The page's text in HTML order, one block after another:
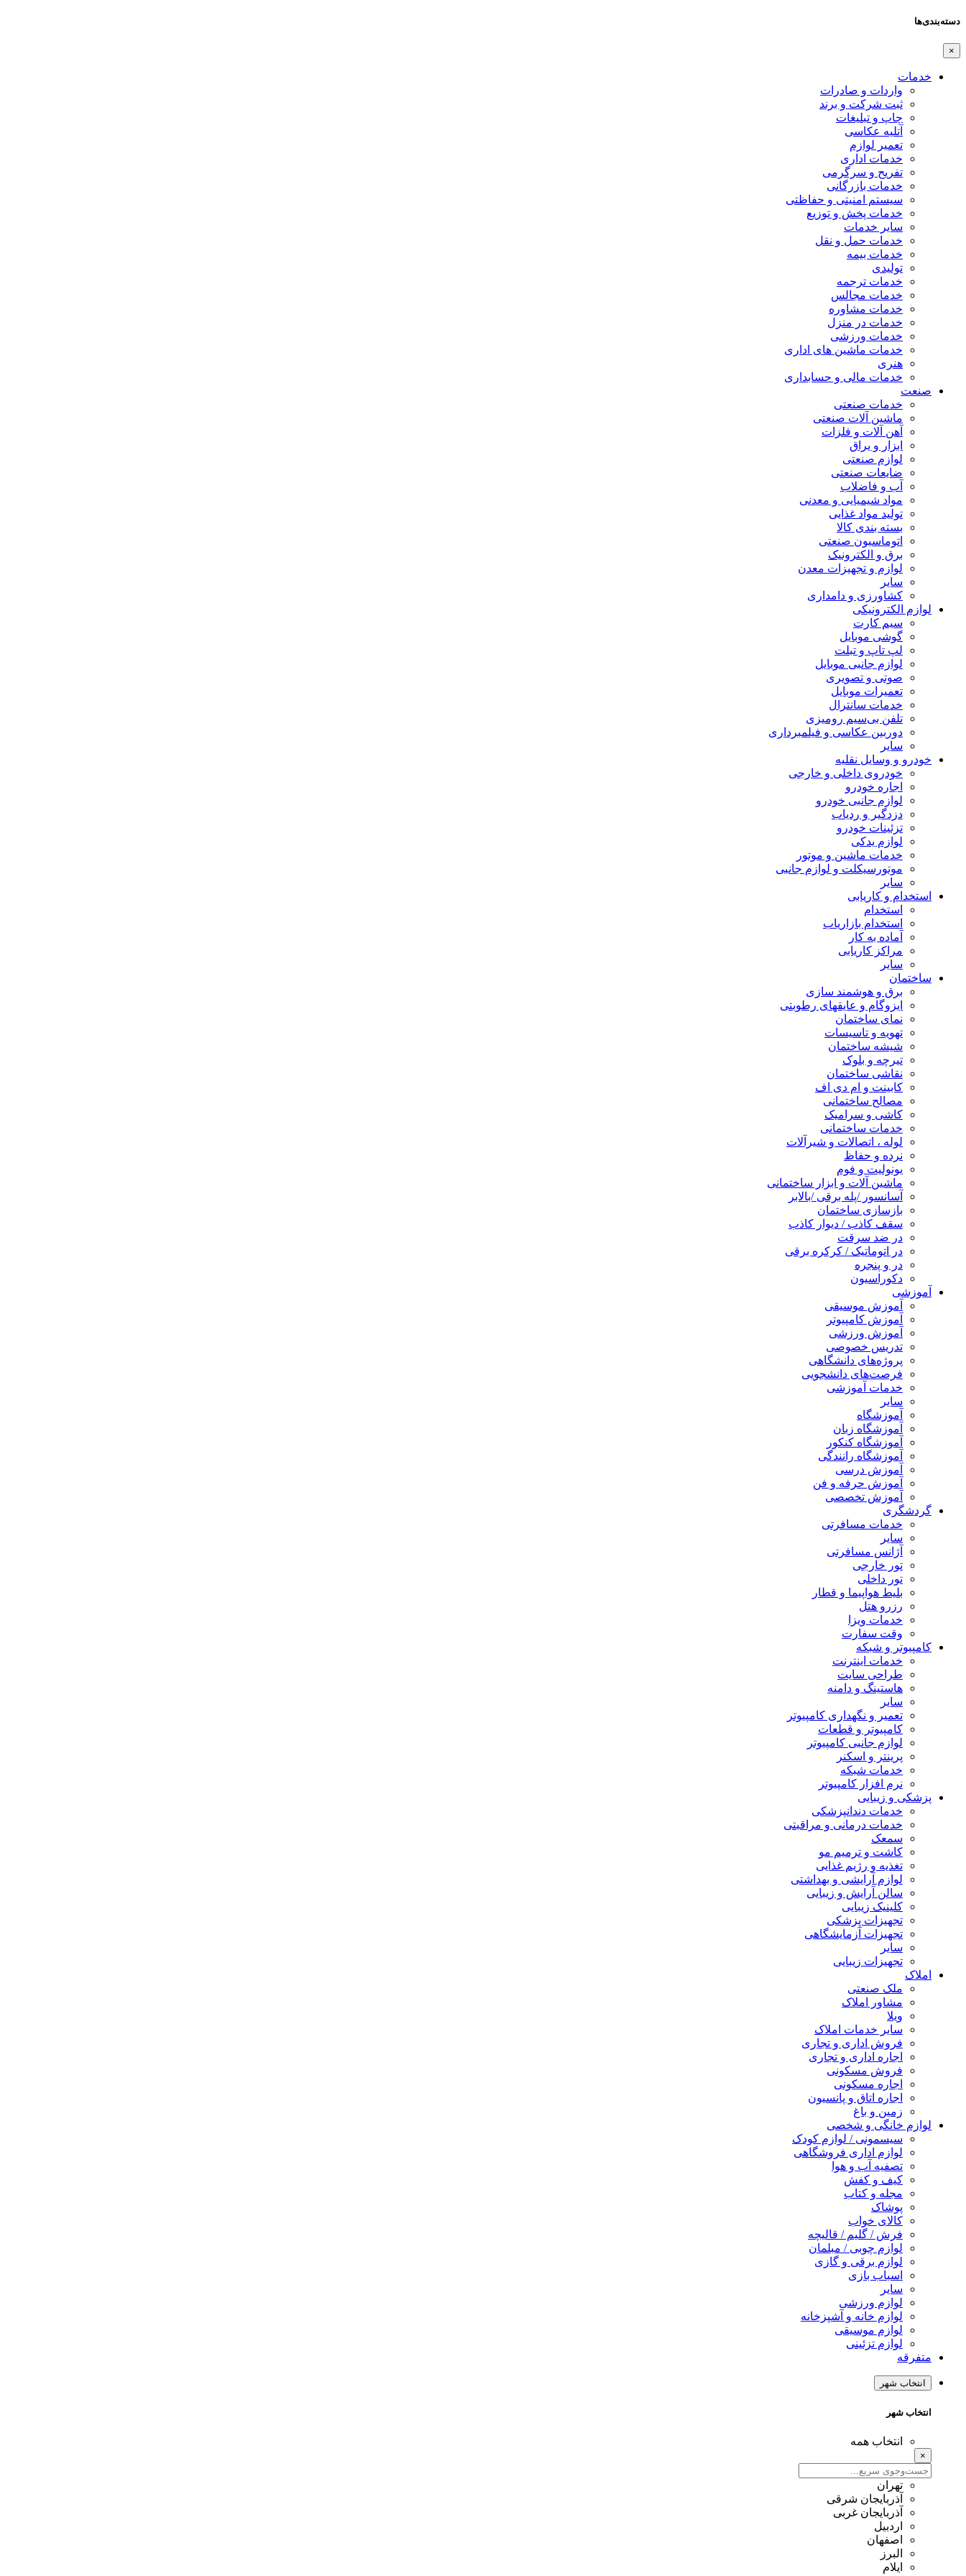
دسته‌بندی‌ها
×
خدمات
واردات و صادرات
ثبت شرکت و برند
چاپ و تبلیغات
آتلیه عکاسی
تعمیر لوازم
خدمات اداری
تفریح و سرگرمی
خدمات بازرگانی
سیستم امنیتی و حفاظتی
خدمات پخش و توزیع
سایر خدمات
خدمات حمل و نقل
خدمات بیمه
تولیدی
خدمات ترجمه
خدمات مجالس
خدمات مشاوره
خدمات در منزل
خدمات ورزشی
خدمات ماشین های اداری
هنری
خدمات مالی و حسابداری
صنعت
خدمات صنعتی
ماشین آلات صنعتی
آهن آلات و فلزات
ابزار و یراق
لوازم صنعتی
ضایعات صنعتی
آب و فاضلاب
مواد شیمیایی و معدنی
تولید مواد غذایی
بسته بندی کالا
اتوماسیون صنعتی
برق و الکترونیک
لوازم و تجهیزات معدن
سایر
کشاورزی و دامداری
لوازم الکترونیکی
سیم کارت
گوشی موبایل
لپ تاپ و تبلت
لوازم جانبی موبایل
صوتی و تصویری
تعمیرات موبایل
خدمات سانترال
تلفن بی‌سیم رومیزی
دوربین عکاسی و فیلمبرداری
سایر
خودرو و وسایل نقلیه
خودروی داخلی و خارجی
اجاره خودرو
لوازم جانبی خودرو
دزدگیر و ردیاب
تزئینات خودرو
لوازم یدکی
خدمات ماشین و موتور
موتورسیکلت و لوازم جانبی
سایر
استخدام و کاریابی
استخدام
استخدام بازاریاب
آماده به کار
مراکز کاریابی
سایر
ساختمان
برق و هوشمند سازی
ایزوگام و عایقهای رطوبتی
نمای ساختمان
تهویه و تاسیسات
شیشه ساختمان
تیرچه و بلوک
نقاشی ساختمان
کابینت و ام دی اف
مصالح ساختمانی
کاشی و سرامیک
خدمات ساختمانی
لوله ، اتصالات و شیرآلات
نرده و حفاظ
یونولیت و فوم
ماشین آلات و ابزار ساختمانی
آسانسور /پله برقی /بالابر
بازسازی ساختمان
سقف کاذب / دیوار کاذب
در ضد سرقت
در اتوماتیک / کرکره برقی
در و پنجره
دکوراسیون
آموزشی
آموزش موسیقی
آموزش کامپیوتر
آموزش ورزشی
تدریس خصوصی
پروژه‌های دانشگاهی
فرصت‌های دانشجویی
خدمات آموزشی
سایر
آموزشگاه
آموزشگاه زبان
آموزشگاه کنکور
آموزشگاه رانندگی
آموزش درسی
آموزش حرفه و فن
آموزش تخصصی
گردشگری
خدمات مسافرتی
سایر
آژانس مسافرتی
تور خارجی
تور داخلی
بلیط هواپیما و قطار
رزرو هتل
خدمات ویزا
وقت سفارت
کامپیوتر و شبکه
خدمات اینترنت
طراحی سایت
هاستینگ و دامنه
سایر
تعمیر و نگهداری کامپیوتر
کامپیوتر و قطعات
لوازم جانبی کامپیوتر
پرینتر و اسکنر
خدمات شبکه
نرم افزار کامپیوتر
پزشکی و زیبایی
خدمات دندانپزشکی
خدمات درمانی و مراقبتی
سمعک
کاشت و ترمیم مو
تغذیه و رژیم غذایی
لوازم آرایشی و بهداشتی
سالن آرایش و زیبایی
کلینیک زیبایی
تجهیزات پزشکی
تجهیزات آزمایشگاهی
سایر
تجهیزات زیبایی
املاک
ملک صنعتی
مشاور املاک
ویلا
سایر خدمات املاک
فروش اداری و تجاری
اجاره اداری و تجاری
فروش مسکونی
اجاره مسکونی
اجاره اتاق و پانسیون
زمین و باغ
لوازم خانگی و شخصی
سیسمونی / لوازم کودک
لوازم اداری فروشگاهی
تصفیه آب و هوا
کیف و کفش
مجله و کتاب
پوشاک
کالای خواب
فرش / گلیم / قالیچه
لوازم چوبی / مبلمان
لوازم برقی و گازی
اسباب بازی
سایر
لوازم ورزشی
لوازم خانه و آشپزخانه
لوازم موسیقی
لوازم تزئینی
متفرقه
انتخاب شهر
انتخاب شهر
انتخاب همه
×
تهران
آذربایجان شرقی
آذربایجان غربی
اردبیل
اصفهان
البرز
ایلام